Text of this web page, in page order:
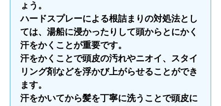
ょう。
ハードスプレーによる根詰まりの対処法とし
ては、湯船に浸かったりして頭からとにかく
汗をかくことが重要です。
汗をかくことで頭皮の汚れやニオイ、スタイ
リング剤などを浮かび上がらせることができ
ます。
汗をかいてから髪を丁寧に洗うことで頭皮に